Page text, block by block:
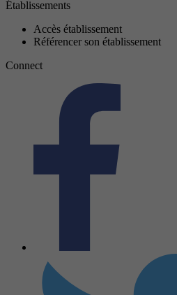
Établissements
Accès établissement
Référencer son établissement
Connect